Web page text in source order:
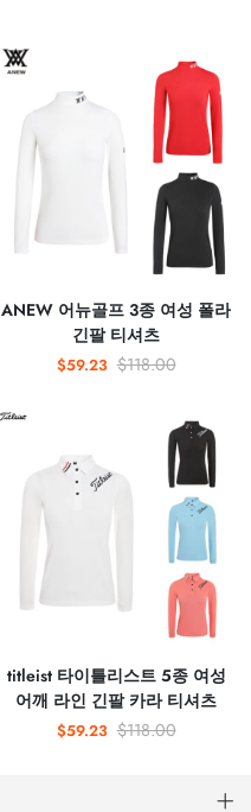
ANEW 어뉴골프 3종 여성 폴라
긴팔 티셔츠
$59.23 $118.00
titleist 타이틀리스트 5종 여성
어깨 라인 긴팔 카라 티셔츠
$59.23 $118.00